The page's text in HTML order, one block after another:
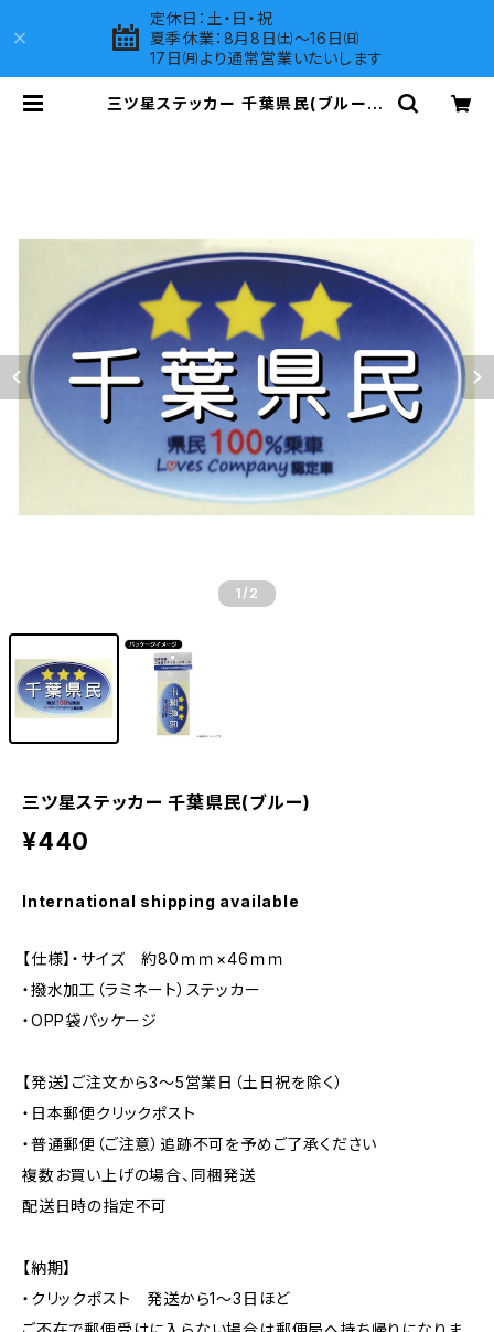
定休日：土・日・祝
夏季休業：8月8日㈯～16日㈰
17日㈪より通常営業いたいします
三ツ星ステッカー 千葉県民(ブルー) |
1 /2
三ツ星ステッカー 千葉県民(ブルー)
¥440
International shipping available
【仕様】・サイズ 約80ｍｍ×46ｍｍ
・撥水加工（ラミネート）ステッカー
・OPP袋パッケージ
【発送】ご注文から3〜5営業日（土日祝を除く）
・日本郵便クリックポスト
・普通郵便（ご注意）追跡不可を予めご了承ください
複数お買い上げの場合、同梱発送
配送日時の指定不可
【納期】
・クリックポスト 発送から1〜3日ほど